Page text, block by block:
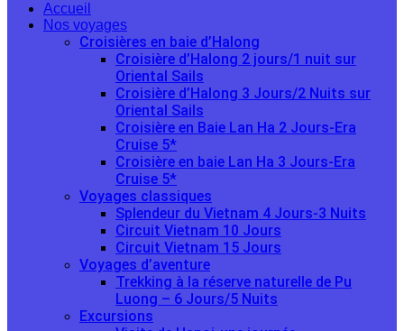
Accueil
Nos voyages
Croisières en baie d’Halong
Croisière d’Halong 2 jours/1 nuit sur
Oriental Sails
Croisière d’Halong 3 Jours/2 Nuits sur
Oriental Sails
Croisière en Baie Lan Ha 2 Jours-Era
Cruise 5*
Croisière en baie Lan Ha 3 Jours-Era
Cruise 5*
Voyages classiques
Splendeur du Vietnam 4 Jours-3 Nuits
Circuit Vietnam 10 Jours
Circuit Vietnam 15 Jours
Voyages d’aventure
Trekking à la réserve naturelle de Pu
Luong – 6 Jours/5 Nuits
Excursions